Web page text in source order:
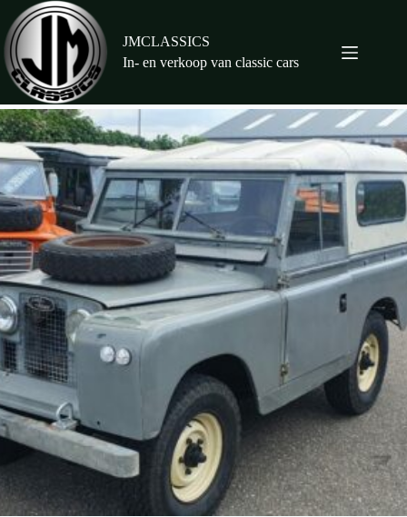
naar
de
inhoud
JMCLASSICS
In- en verkoop van classic cars